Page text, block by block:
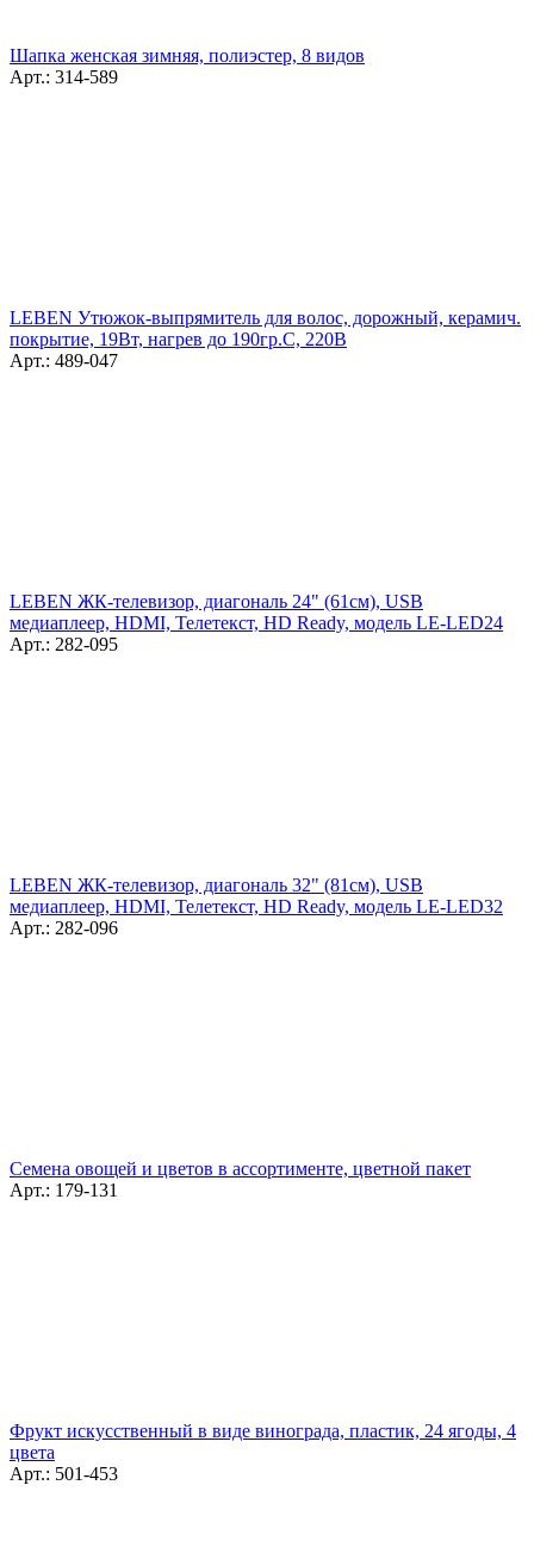
Шапка женская зимняя, полиэстер, 8 видов
Арт.: 314-589
LEBEN Утюжок-выпрямитель для волос, дорожный, керамич.
покрытие, 19Вт, нагрев до 190гр.С, 220В
Арт.: 489-047
LEBEN ЖК-телевизор, диагональ 24" (61см), USB
медиаплеер, HDMI, Телетекст, HD Ready, модель LE-LED24
Арт.: 282-095
LEBEN ЖК-телевизор, диагональ 32" (81см), USB
медиаплеер, HDMI, Телетекст, HD Ready, модель LE-LED32
Арт.: 282-096
Семена овощей и цветов в ассортименте, цветной пакет
Арт.: 179-131
Фрукт искусственный в виде винограда, пластик, 24 ягоды, 4
цвета
Арт.: 501-453